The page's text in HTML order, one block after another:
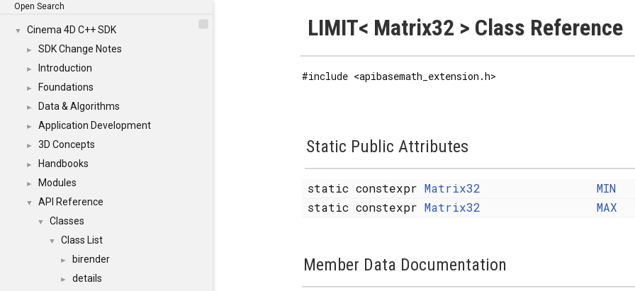
Open Search
▼ Cinema 4D C++ SDK
► SDK Change Notes
► Introduction
► Foundations
► Data & Algorithms
► Application Development
► 3D Concepts
► Handbooks
► Modules
▼ API Reference
▼ Classes
▼ Class List
► birender
► details
LIMIT< Matrix32 > Class Reference
#include <apibasemath_extension.h>
Static Public Attributes
static constexpr Matrix32
MIN
static constexpr Matrix32 MAX
Member Data Documentation